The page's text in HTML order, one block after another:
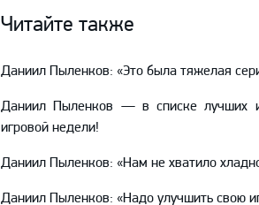
Читайте также
Даниил Пыленков: «Это была тяжелая
Даниил Пыленков — в списке лучших
игровой недели!
Даниил Пыленков: «Нам не хватило
Даниил Пыленков: «Надо улучшить свою